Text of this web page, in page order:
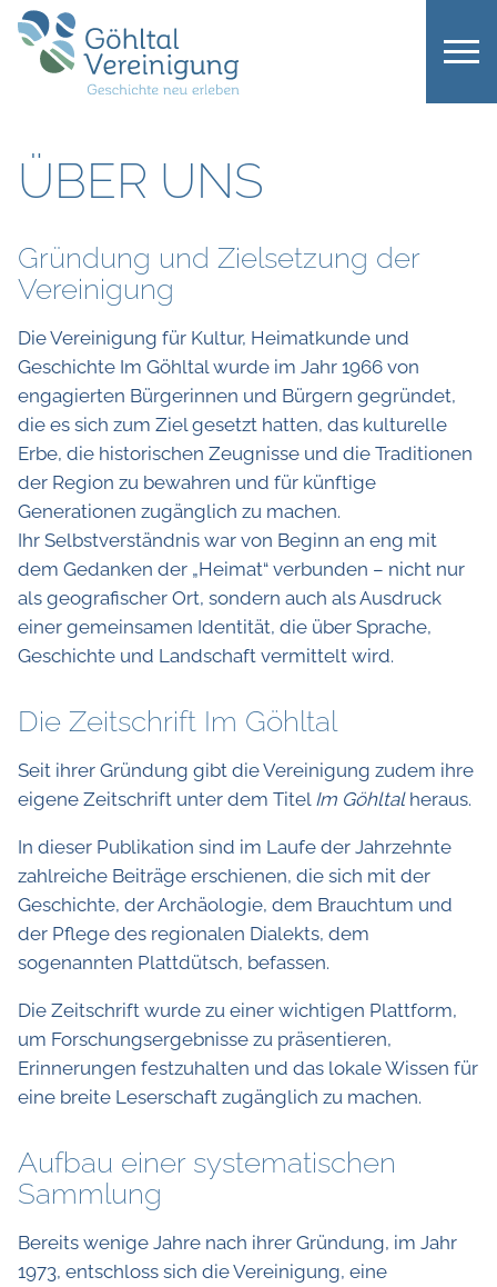
ÜBER UNS
Gründung und Zielsetzung der
Vereinigung
Die Vereinigung für Kultur, Heimatkunde und
Geschichte Im Göhltal wurde im Jahr 1966 von
engagierten Bürgerinnen und Bürgern gegründet,
die es sich zum Ziel gesetzt hatten, das kulturelle
Erbe, die historischen Zeugnisse und die Traditionen
der Region zu bewahren und für künftige
Generationen zugänglich zu machen.
Ihr Selbstverständnis war von Beginn an eng mit
dem Gedanken der „Heimat“ verbunden – nicht nur
als geografischer Ort, sondern auch als Ausdruck
einer gemeinsamen Identität, die über Sprache,
Geschichte und Landschaft vermittelt wird.
Die Zeitschrift Im Göhltal
Seit ihrer Gründung gibt die Vereinigung zudem ihre
eigene Zeitschrift unter dem Titel Im Göhltalheraus.
In dieser Publikation sind im Laufe der Jahrzehnte
zahlreiche Beiträge erschienen, die sich mit der
Geschichte, der Archäologie, dem Brauchtum und
der Pflege des regionalen Dialekts, dem
sogenannten Plattdütsch, befassen.
Die Zeitschrift wurde zu einer wichtigen Plattform,
um Forschungsergebnisse zu präsentieren,
Erinnerungen festzuhalten und das lokale Wissen für
eine breite Leserschaft zugänglich zu machen.
Aufbau einer systematischen
Sammlung
Bereits wenige Jahre nach ihrer Gründung, im Jahr
1973, entschloss sich die Vereinigung, eine